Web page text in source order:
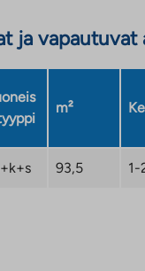
ja vapautuvat
m²
93,5 1-